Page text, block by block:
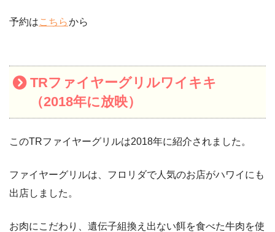
予約はこちらから
TRファイヤーグリルワイキキ
（2018年に放映）
このTRファイヤーグリルは2018年に紹介されました。
ファイヤーグリルは、フロリダで人気のお店がハワイにも
出店しました。
お肉にこだわり、遺伝子組換え出ない餌を食べた牛肉を使